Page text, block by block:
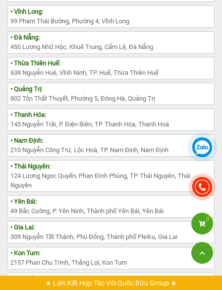
• Vĩnh Long:
99 Phạm Thái Bường, Phường 4, Vĩnh Long
• Đà Nẵng:
450 Lương Nhữ Hộc, Khuê Trung, Cẩm Lệ, Đà Nẵng
• Thừa Thiên Huế:
638 Nguyễn Huệ, Vĩnh Ninh, TP. Huế, Thừa Thiên Huế
• Quảng Trị:
802 Tôn Thất Thuyết, Phường 5, Đông Hà, Quảng Trị
• Thanh Hóa:
145 Nguyễn Trãi, P. Điện Biên, TP. Thanh Hóa, Thanh Hoá
• Nam Định:
210 Nguyễn Công Trứ, Lộc Hoà, TP. Nam Định, Nam Định
• Thái Nguyên:
124 Lương Ngọc Quyến, Phan Đình Phùng, TP. Thái Nguyên, Thái
Nguyên
• Yên Bái:
49 Bắc Cường, P. Yên Ninh, Thành phố Yên Bái, Yên Bái
• Gia Lai:
309 Nguyễn Tất Thành, Phù Đổng, Thành phố Pleiku, Gia Lai
• Kon Tum:
2157 Phan Chu Trinh, Thắng Lợi, Kon Tum
385 Đường Nguyễn Văn Cừ, Phường 1, TP. Đà Lạt, Lâm Đồng
0
★ Liên Kết Hợp Tác Với Quốc Bửu Group ★